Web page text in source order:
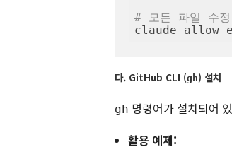
# 모든 파일 수
claude allow
다. GitHub CLI (gh) 설치
gh 명령어가 설치되어
활용 예제: